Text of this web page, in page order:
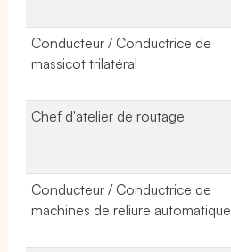
Conducteur / Conductrice de
massicot trilatéral
Chef d'atelier de routage
Conducteur / Conductrice de
machines de reliure automatique